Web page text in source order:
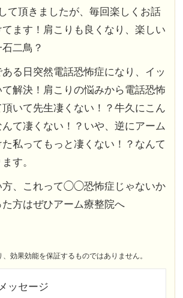
て頂きましたが、毎回楽しくお話
てます！肩こりも良くなり、楽しい
二鳥？
る日突然電話恐怖症になり、イッ
解決！肩こりの悩みから電話恐怖
いて先生凄くない！？牛久にこん
て凄くない！？いや、逆にアーム
私ってもっと凄くない！？なんて
す。
方、これって◯◯恐怖症じゃないか
た方はぜひアーム療整院へ
効果効能を保証するものではありません。
ッセージ